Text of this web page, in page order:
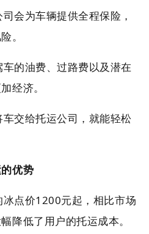
会为车辆提供全程保险，
。
的油费、过路费以及潜在
经济。
交给托运公司，就能轻松
优势
点价1200元起，相比市场
降低了用户的托运成本。